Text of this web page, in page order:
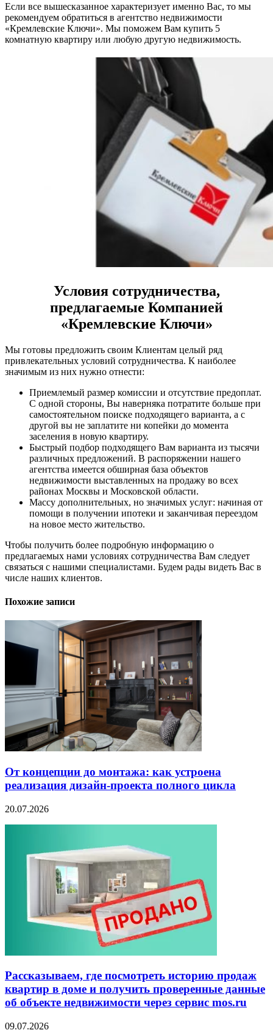
Если все вышесказанное характеризует именно Вас, то мы
рекомендуем обратиться в агентство недвижимости
«Кремлевские Ключи». Мы поможем Вам купить 5
комнатную квартиру или любую другую недвижимость.
Условия сотрудничества,
предлагаемые Компанией
«Кремлевские Ключи»
Мы готовы предложить своим Клиентам целый ряд
привлекательных условий сотрудничества. К наиболее
значимым из них нужно отнести:
Приемлемый размер комиссии и отсутствие предоплат.
С одной стороны, Вы наверняка потратите больше при
самостоятельном поиске подходящего варианта, а с
другой вы не заплатите ни копейки до момента
заселения в новую квартиру.
Быстрый подбор подходящего Вам варианта из тысячи
различных предложений. В распоряжении нашего
агентства имеется обширная база объектов
недвижимости выставленных на продажу во всех
районах Москвы и Московской области.
Массу дополнительных, но значимых услуг: начиная от
помощи в получении ипотеки и заканчивая переездом
на новое место жительство.
Чтобы получить более подробную информацию о
предлагаемых нами условиях сотрудничества Вам следует
связаться с нашими специалистами. Будем рады видеть Вас в
числе наших клиентов.
Похожие записи
От концепции до монтажа: как устроена
реализация дизайн-проекта полного цикла
20.07.2026
Рассказываем, где посмотреть историю продаж
квартир в доме и получить проверенные данные
об объекте недвижимости через сервис mos.ru
09.07.2026